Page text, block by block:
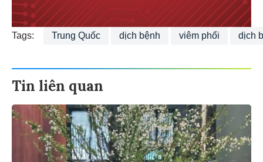
Tags: Trung Quốc dịch bệnh viêm phổi dịch
Tin liên quan